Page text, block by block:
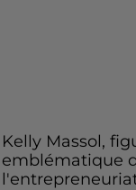
Kelly Massol,
emblématique